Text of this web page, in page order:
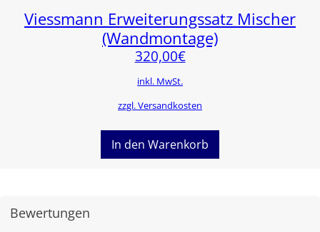
Viessmann Erweiterungssatz Mischer
(Wandmontage)
320,00€
inkl. MwSt.
zzgl. Versandkosten
In den Warenkorb
Bewertungen